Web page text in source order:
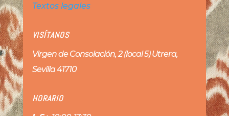
Textos legales
VISÍTANOS
Virgen de Consolación, 2 (local 5) Utrera,
Sevilla 41710
HORARIO